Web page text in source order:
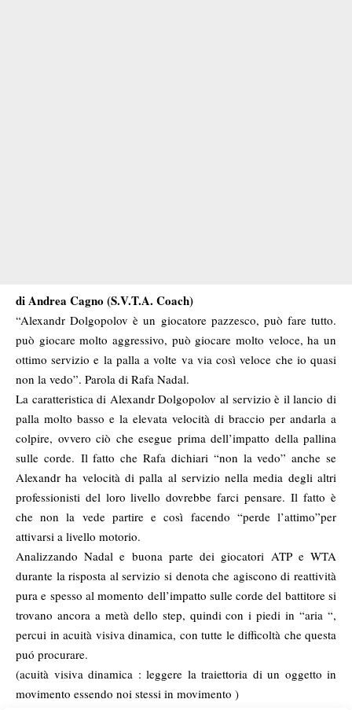
di Andrea Cagno (S.V.T.A. Coach)
“Alexandr Dolgopolov è un giocatore pazzesco, può fare tutto.
può giocare molto aggressivo, può giocare molto veloce, ha un
ottimo servizio e la palla a volte va via così veloce che io quasi
non la vedo”. Parola di Rafa Nadal.
La caratteristica di Alexandr Dolgopolov al servizio è il lancio di
palla molto basso e la elevata velocità di braccio per andarla a
colpire, ovvero ciò che esegue prima dell’impatto della pallina
sulle corde. Il fatto che Rafa dichiari “non la vedo” anche se
Alexandr ha velocità di palla al servizio nella media degli altri
professionisti del loro livello dovrebbe farci pensare. Il fatto è
che non la vede partire e così facendo “perde l’attimo”per
attivarsi a livello motorio.
Analizzando Nadal e buona parte dei giocatori ATP e WTA
durante la risposta al servizio si denota che agiscono di reattività
pura e spesso al momento dell’impatto sulle corde del battitore si
trovano ancora a metà dello step, quindi con i piedi in “aria “,
percui in acuità visiva dinamica, con tutte le difficoltà che questa
puó procurare.
(acuità visiva dinamica : leggere la traiettoria di un oggetto in
movimento essendo noi stessi in movimento )